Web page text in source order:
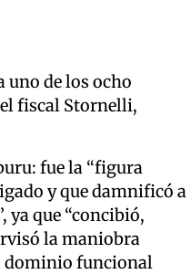
uno de los ocho
fiscal Stornelli,
fue la “figura
y que damnificó a
ya que “concibió,
la maniobra
dominio funcional